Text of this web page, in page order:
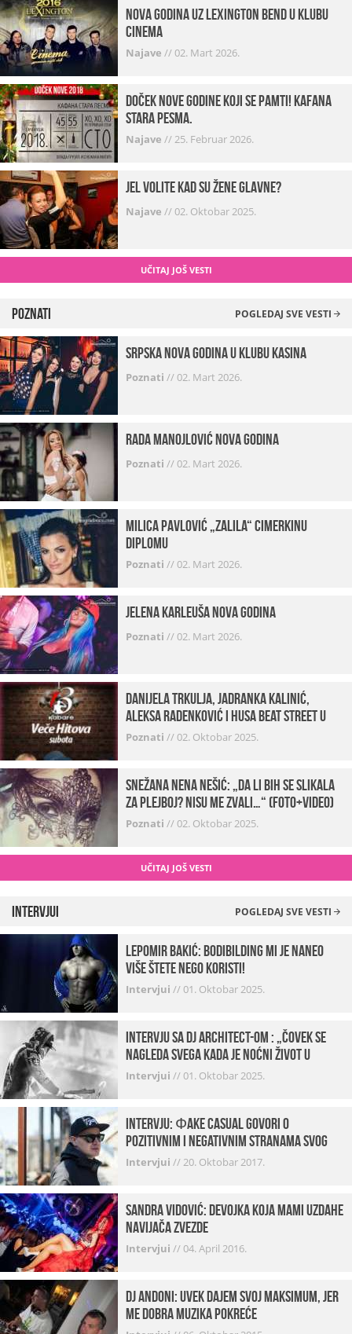
Nova godina uz Lexington bend u klubu
Cinema
Najave //02. Mart 2026.
Doček Nove godine koji se pamti! Kafana
Stara pesma.
Najave //25. Februar 2026.
Jel volite kad su žene glavne?
Najave //02. Oktobar 2025.
UČITAJ JOŠ VESTI
Poznati POGLEDAJ SVE VESTI
Srpska Nova godina u klubu Kasina
Poznati //02. Mart 2026.
Rada Manojlović Nova godina
Poznati //02. Mart 2026.
Milica Pavlović „zalila“ cimerkinu
diplomu
Poznati //02. Mart 2026.
Jelena Karleuša Nova godina
Poznati //02. Mart 2026.
Danijela Trkulja, Jadranka Kalinić,
Aleksa Radenković i Husa Beat Street u
Kabareu 13
Poznati //02. Oktobar 2025.
Snežana Nena Nešić: „Da li bih se slikala
za Plejboj? Nisu me zvali…“ (FOTO+VIDEO)
Poznati //02. Oktobar 2025.
UČITAJ JOŠ VESTI
Intervjui POGLEDAJ SVE VESTI
Lepomir Bakić: Bodibilding mi je naneo
više štete nego koristi!
Intervjui //01. Oktobar 2025.
Intervju sa DJ Architect-om : „Čovek se
nagleda svega kada je noćni život u
pitanju. U klubovima najmanje vidim
Intervjui //01. Oktobar 2025.
INTERVJU: Фake Casual govori o
pozitivnim i negativnim stranama svog
posla, počecima, omiljenim mestima …
Intervjui //20. Oktobar 2017.
Sandra Vidović: devojka koja mami uzdahe
navijača Zvezde
Intervjui //04. April 2016.
Dj Andoni: Uvek dajem svoj maksimum, jer
me dobra muzika pokreće